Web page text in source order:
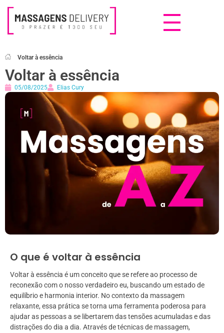
Voltar à essência
Voltar à essência
05/08/2025 Elias Cury
O que é voltar à essência
Voltar à essência é um conceito que se refere ao processo de
reconexão com o nosso verdadeiro eu, buscando um estado de
equilíbrio e harmonia interior. No contexto da massagem
relaxante, essa prática se torna uma ferramenta poderosa para
ajudar as pessoas a se libertarem das tensões acumuladas e das
distrações do dia a dia. Através de técnicas de massagem,